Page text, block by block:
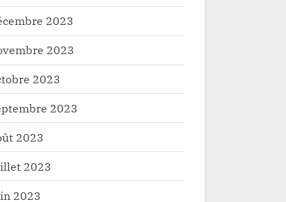
2023
2023
2023
2023
2023
2023
2023